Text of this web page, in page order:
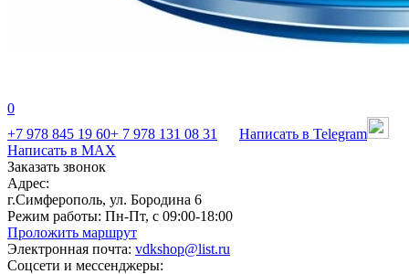
0
+7 978 845 19 60+ 7 978 131 08 31
Написать в Telegram
Написать в MAX
Заказать звонок
Адрес:
г.Симферополь, ул. Бородина 6
Режим работы: Пн-Пт, с 09:00-18:00
Проложить маршрут
Электронная почта: vdkshop@list.ru
Соцсети и мессенджеры: